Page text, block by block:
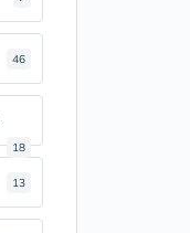
46
18
13